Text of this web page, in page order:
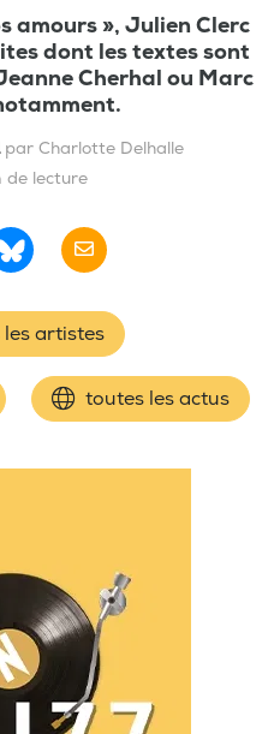
amours », Julien Clerc
dont les textes sont
Cherhal ou Marc
par Charlotte Delhalle
lecture
artistes
toutes les actus